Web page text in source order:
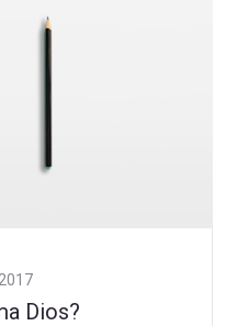
Dios?